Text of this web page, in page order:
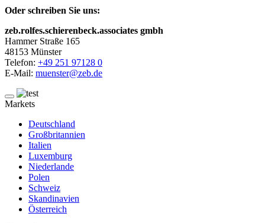
Oder schreiben Sie uns:
zeb.rolfes.schierenbeck.associates gmbh
Hammer Straße 165
48153 Münster
Telefon: +49 251 97128 0
E-Mail: muenster@zeb.de
Markets
Deutschland
Großbritannien
Italien
Luxemburg
Niederlande
Polen
Schweiz
Skandinavien
Österreich